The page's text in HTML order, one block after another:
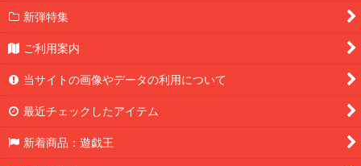
新弾特集
ご利用案内
当サイトの画像やデータの利用について
最近チェックしたアイテム
新着商品：遊戯王